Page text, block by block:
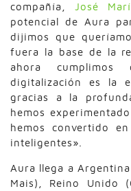
compañía, José
potencial de Aura
dijimos que
fuera la base de la
ahora cumplimos
digitalización es la
gracias a la
hemos
hemos convertido
inteligentes».
Aura llega a
Mais), Reino Unido